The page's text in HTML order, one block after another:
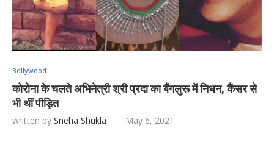
Bollywood
कोरोना के चलते अभिनेत्री श्री प्रदा का बैंगलुरू में निधन, कैंसर से
भी थीं पीड़ित
written by Sneha Shukla May 6, 2021